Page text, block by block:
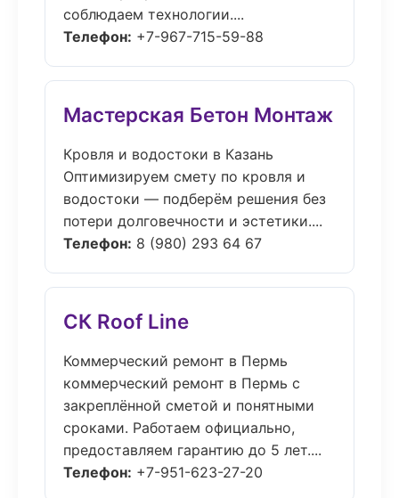
соблюдаем технологии....
Телефон: +7-967-715-59-88
Мастерская Бетон Монтаж
Кровля и водостоки в Казань
Оптимизируем смету по кровля и
водостоки — подберём решения без
потери долговечности и эстетики....
Телефон: 8 (980) 293 64 67
СК Roof Line
Коммерческий ремонт в Пермь
коммерческий ремонт в Пермь с
закреплённой сметой и понятными
сроками. Работаем официально,
предоставляем гарантию до 5 лет....
Телефон: +7-951-623-27-20